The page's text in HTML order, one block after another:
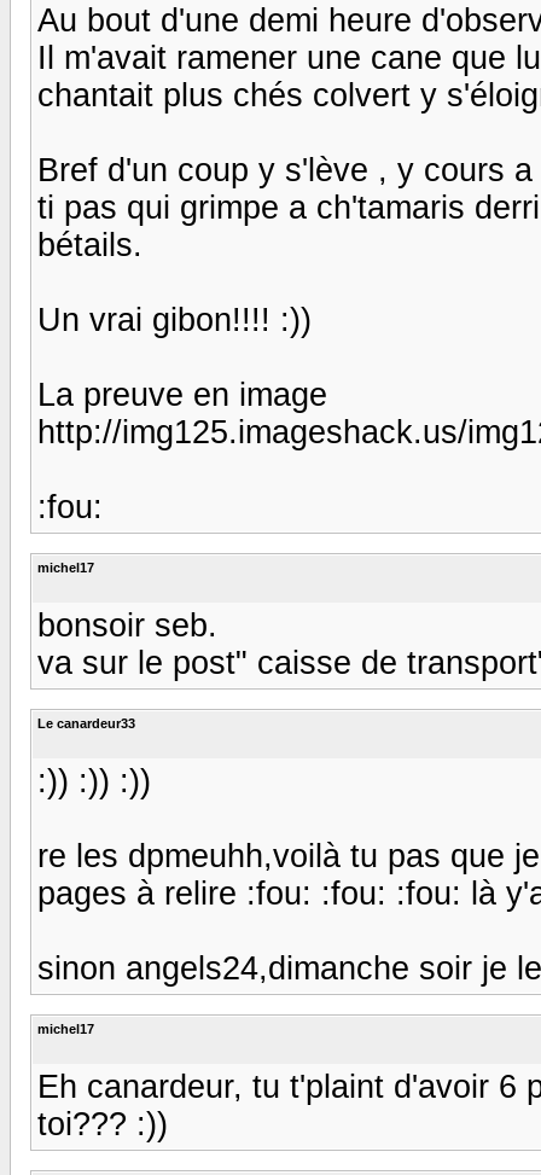
Au bout d'une demi heure
Il m'avait ramener une cane que
chantait plus chés colvert y
Bref d'un coup y s'lève , y cours
ti pas qui grimpe a ch'tamaris
bétails.
Un vrai gibon!!!! :))
La preuve en image
http://img125.imageshack.us/
:fou:
michel17
bonsoir seb.
va sur le post" caisse de
Le canardeur33
:)) :)) :))
re les dpmeuhh,voilà tu pas que
pages à relire :fou: :fou: :fou: là
sinon angels24,dimanche soir je
michel17
Eh canardeur, tu t'plaint d'avoir 6
toi??? :))